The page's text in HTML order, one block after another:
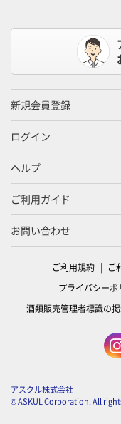
新規会員登録
ログイン
ヘルプ
ご利用ガイド
お問い合わせ
ご利用規約 ご
プライバシーポ
酒類販売管理者標識の
アスクル株式会社
© ASKUL Corporation. All